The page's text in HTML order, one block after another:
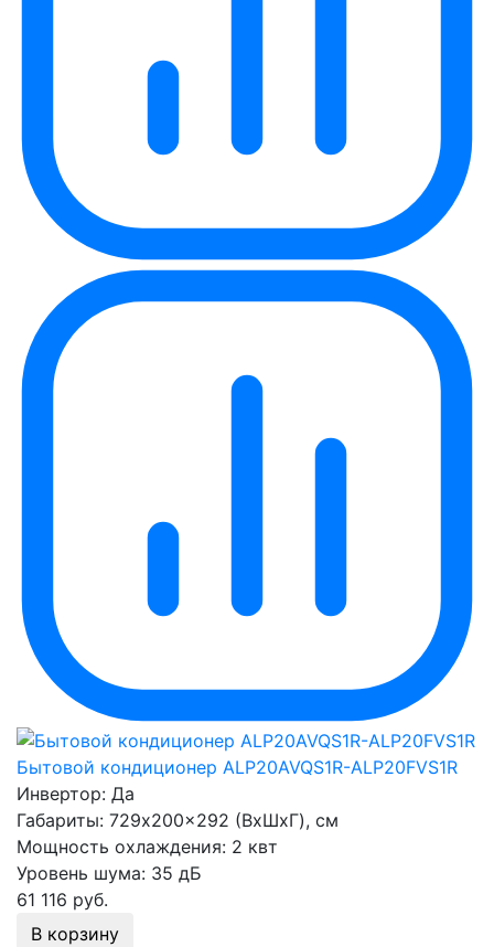
Бытовой кондиционер ALP20AVQS1R-ALP20FVS1R
Инвертор: Да
Габариты: 729x200x292 (ВхШхГ), см
Мощность охлаждения: 2 квт
Уровень шума: 35 дБ
61 116 руб.
В корзину